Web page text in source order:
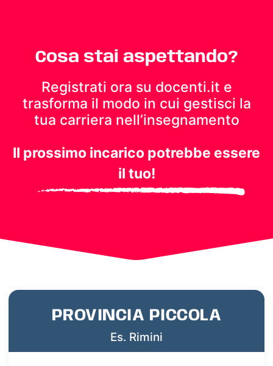
Cosa stai aspettando?
Registrati ora su docenti.it e
trasforma il modo in cui gestisci la
tua carriera nell’insegnamento
Il prossimo incarico potrebbe essere
il tuo!
PROVINCIA PICCOLA
Es. Rimini